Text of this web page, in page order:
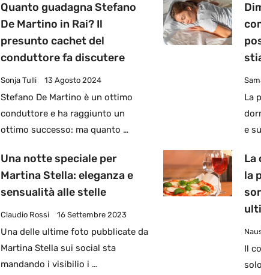
Quanto guadagna Stefano
De Martino in Rai? Il
presunto cachet del
conduttore fa discutere
Sonja Tulli 13 Agosto 2024
Stefano De Martino è un ottimo
conduttore e ha raggiunto un
ottimo successo: ma quanto …
Una notte speciale per
Martina Stella: eleganza e
sensualità alle stelle
Claudio Rossi 16 Settembre 2023
Una delle ultime foto pubblicate da
Martina Stella sui social sta
mandando i visibilio i …
La
e
La
la
Il